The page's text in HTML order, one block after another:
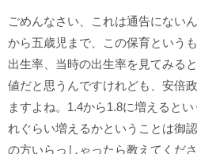
ごめんなさい、これは通告にない
から五歳児まで、この保育という
出生率、当時の出生率を見てみる
値だと思うんですけれども、安倍
ますよね。1.4から1.8に増えると
れぐらい増えるかということは御
の方いらっしゃったら教えてくださ